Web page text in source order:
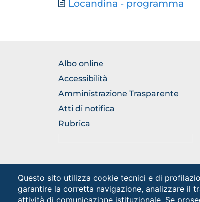
Questo sito utilizza cookie tecnici e di
garantire la corretta navigazione, analizzare il
attività di comunicazione istituzionale. Se
Documento
Locandina - programma
FOOTER
NORMATIVA
Albo online
Accessibilità
Amministrazione Trasparente
Atti di notifica
Rubrica